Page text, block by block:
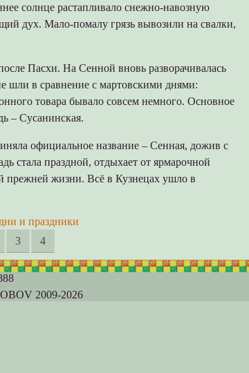
солнце растапливало снежно-навозную
дух. Мало-помалу грязь вывозили на свалки,
Пасхи. На Сенной вновь разворачивалась
шли в сравнение с мартовскими днями:
товара бывало совсем немного. Основное
– Сусанинская.
официальное название – Сенная, дожив с
стала праздной, отдыхает от ярмарочной
прежней жизни. Всё в Кузнецах ушло в
и праздники
3 4
2009-2026